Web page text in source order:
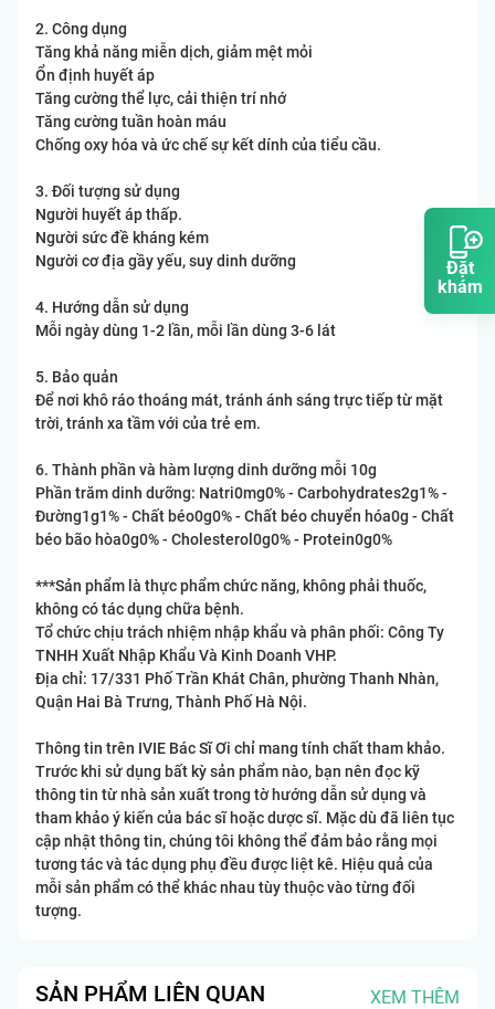
Đặt
khám
2. Công dụng
Tăng khả năng miễn dịch, giảm mệt mỏi
Ổn định huyết áp
Tăng cường thể lực, cải thiện trí nhớ
Tăng cường tuần hoàn máu
Chống oxy hóa và ức chế sự kết dính của tiểu cầu.
3. Đối tượng sử dụng
Người huyết áp thấp.
Người sức đề kháng kém
Người cơ địa gầy yếu, suy dinh dưỡng
4. Hướng dẫn sử dụng
Mỗi ngày dùng 1-2 lần, mỗi lần dùng 3-6 lát
5. Bảo quản
Để nơi khô ráo thoáng mát, tránh ánh sáng trực tiếp từ mặt
trời, tránh xa tầm với của trẻ em.
6. Thành phần và hàm lượng dinh dưỡng mỗi 10g
Phần trăm dinh dưỡng: Natri0mg0% - Carbohydrates2g1% -
Đường1g1% - Chất béo0g0% - Chất béo chuyển hóa0g - Chất
béo bão hòa0g0% - Cholesterol0g0% - Protein0g0%
***Sản phẩm là thực phẩm chức năng, không phải thuốc,
không có tác dụng chữa bệnh.
Tổ chức chịu trách nhiệm nhập khẩu và phân phối: Công Ty
TNHH Xuất Nhập Khẩu Và Kinh Doanh VHP.
Địa chỉ: 17/331 Phố Trần Khát Chân, phường Thanh Nhàn,
Quận Hai Bà Trưng, Thành Phố Hà Nội.
Thông tin trên IVIE Bác Sĩ Ơi chỉ mang tính chất tham khảo.
Trước khi sử dụng bất kỳ sản phẩm nào, bạn nên đọc kỹ
thông tin từ nhà sản xuất trong tờ hướng dẫn sử dụng và
tham khảo ý kiến của bác sĩ hoặc dược sĩ. Mặc dù đã liên tục
cập nhật thông tin, chúng tôi không thể đảm bảo rằng mọi
tương tác và tác dụng phụ đều được liệt kê. Hiệu quả của
mỗi sản phẩm có thể khác nhau tùy thuộc vào từng đối
tượng.
SẢN PHẨM LIÊN QUAN XEM THÊM